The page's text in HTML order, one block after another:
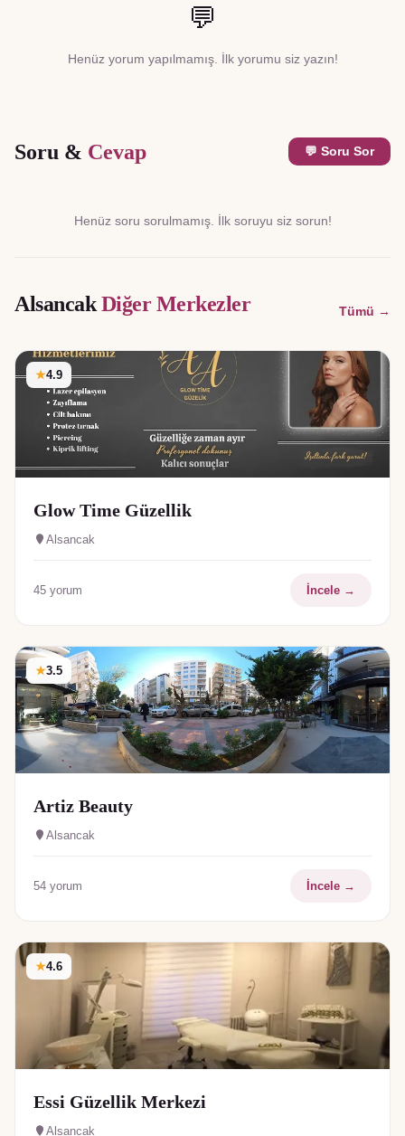
💬
Henüz yorum yapılmamış. İlk yorumu siz yazın!
Soru & Cevap 💬 Soru Sor
Henüz soru sorulmamış. İlk soruyu siz sorun!
Alsancak Diğer Merkezler Tümü →
★4.9
Glow Time Güzellik
Alsancak
45 yorum İncele →
★3.5
Artiz Beauty
Alsancak
54 yorum İncele →
★4.6
Essi Güzellik Merkezi
Alsancak